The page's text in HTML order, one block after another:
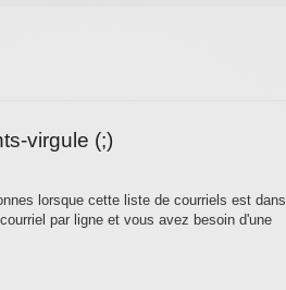
virgule (;)
lorsque cette liste de courriels est dans
par ligne et vous avez besoin d'une